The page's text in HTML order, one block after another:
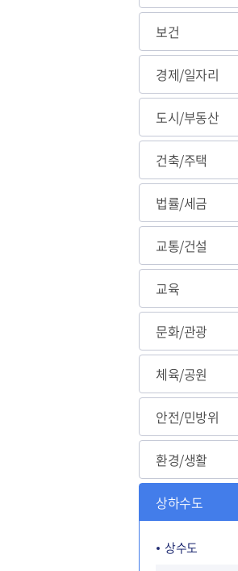
도약하는 하남
보건
경제/일자리
도시/부동산
건축/주택
법률/세금
교통/건설
교육
문화/관광
체육/공원
안전/민방위
환경/생활
상하수도
상수도